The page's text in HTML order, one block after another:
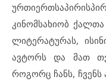
კინომსახიობ ქალთა
ლიტერატურას,
ავტორს და მათ
როგორც ჩანს, ჩვენს